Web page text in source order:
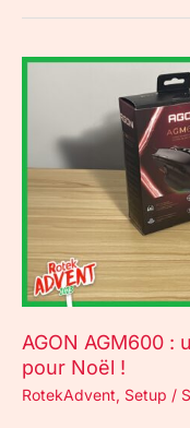
AGON AGM600 :
pour Noël !
RotekAdvent, Setup /
AGON
souris
gamer
parfaite
pour
Noël